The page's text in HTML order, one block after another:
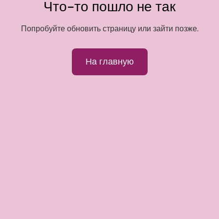
Что-то пошло не так
Попробуйте обновить страницу или зайти позже.
На главную